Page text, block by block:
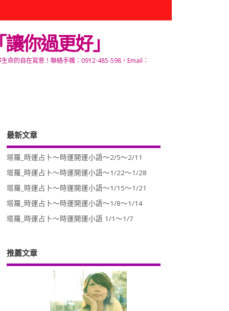
你過更好」
命的自在寫意！聯絡手機：0912-485-598，Email：
最新文章
塔羅_時運占卜～時運開運小語～2/5～2/11
塔羅_時運占卜～時運開運小語～1/22～1/28
塔羅_時運占卜～時運開運小語～1/15～1/21
塔羅_時運占卜～時運開運小語～1/8～1/14
塔羅_時運占卜～時運開運小語 1/1～1/7
推薦文章